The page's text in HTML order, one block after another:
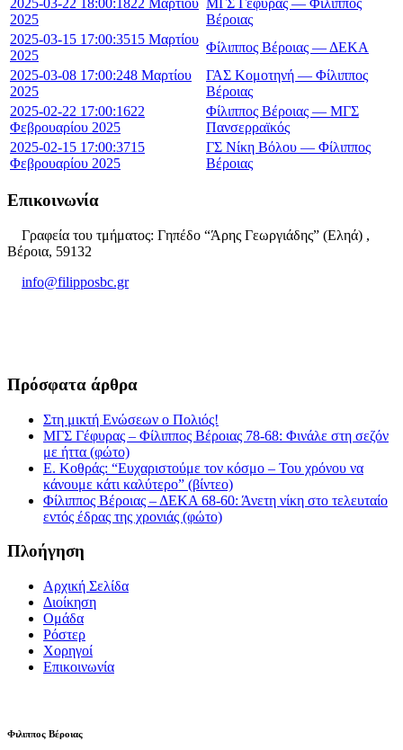
2025
Βέροιας
2025-03-15 17:00:3515 Μαρτίου
2025
Φίλιππος Βέροιας — ΔΕΚΑ
2025-03-08 17:00:248 Μαρτίου
2025
ΓΑΣ Κομοτηνή — Φίλιππος
Βέροιας
2025-02-22 17:00:1622
Φεβρουαρίου 2025
Φίλιππος Βέροιας — ΜΓΣ
Πανσερραϊκός
2025-02-15 17:00:3715
Φεβρουαρίου 2025
ΓΣ Νίκη Βόλου — Φίλιππος
Βέροιας
Επικοινωνία
Γραφεία του τμήματος: Γηπέδο “Άρης Γεωργιάδης” (Εληά) ,
Βέροια, 59132
info@filipposbc.gr
Πρόσφατα άρθρα
Στη μικτή Ενώσεων ο Πολιός!
ΜΓΣ Γέφυρας – Φίλιππος Βέροιας 78-68: Φινάλε στη σεζόν
με ήττα (φώτο)
Ε. Κοθράς: “Ευχαριστούμε τον κόσμο – Του χρόνου να
κάνουμε κάτι καλύτερο” (βίντεο)
Φίλιππος Βέροιας – ΔΕΚΑ 68-60: Άνετη νίκη στο τελευταίο
εντός έδρας της χρονιάς (φώτο)
Πλοήγηση
Αρχική Σελίδα
Διοίκηση
Ομάδα
Ρόστερ
Χορηγοί
Επικοινωνία
Φιλιππος Βέροιας